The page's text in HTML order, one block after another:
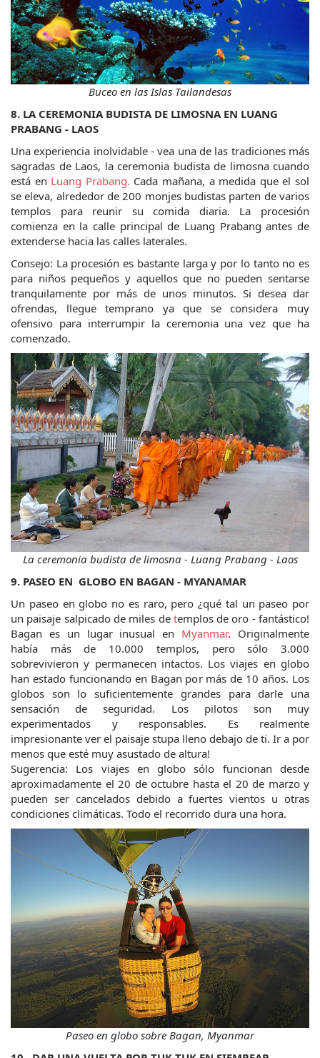
Buceo en las Islas Tailandesas
8. LA CEREMONIA BUDISTA DE LIMOSNA EN LUANG
PRABANG - LAOS
Una experiencia inolvidable - vea una de las tradiciones más
sagradas de Laos, la ceremonia budista de limosna cuando
está en Luang Prabang. Cada mañana, a medida que el sol
se eleva, alrededor de 200 monjes budistas parten de varios
templos para reunir su comida diaria. La procesión
comienza en la calle principal de Luang Prabang antes de
extenderse hacia las calles laterales.
Consejo: La procesión es bastante larga y por lo tanto no es
para niños pequeños y aquellos que no pueden sentarse
tranquilamente por más de unos minutos. Si desea dar
ofrendas, llegue temprano ya que se considera muy
ofensivo para interrumpir la ceremonia una vez que ha
comenzado.
La ceremonia budista de limosna - Luang Prabang - Laos
9. PASEO EN  GLOBO EN BAGAN - MYANAMAR
Un paseo en globo no es raro, pero ¿qué tal un paseo por
un paisaje salpicado de miles de templos de oro - fantástico!
Bagan es un lugar inusual en Myanmar. Originalmente
había más de 10.000 templos, pero sólo 3.000
sobrevivieron y permanecen intactos. Los viajes en globo
han estado funcionando en Bagan por más de 10 años. Los
globos son lo suficientemente grandes para darle una
sensación de seguridad. Los pilotos son muy
experimentados y responsables. Es realmente
impresionante ver el paisaje stupa lleno debajo de ti. Ir a por
menos que esté muy asustado de altura!
Sugerencia: Los viajes en globo sólo funcionan desde
aproximadamente el 20 de octubre hasta el 20 de marzo y
pueden ser cancelados debido a fuertes vientos u otras
condiciones climáticas. Todo el recorrido dura una hora.
Paseo en globo sobre Bagan, Myanmar